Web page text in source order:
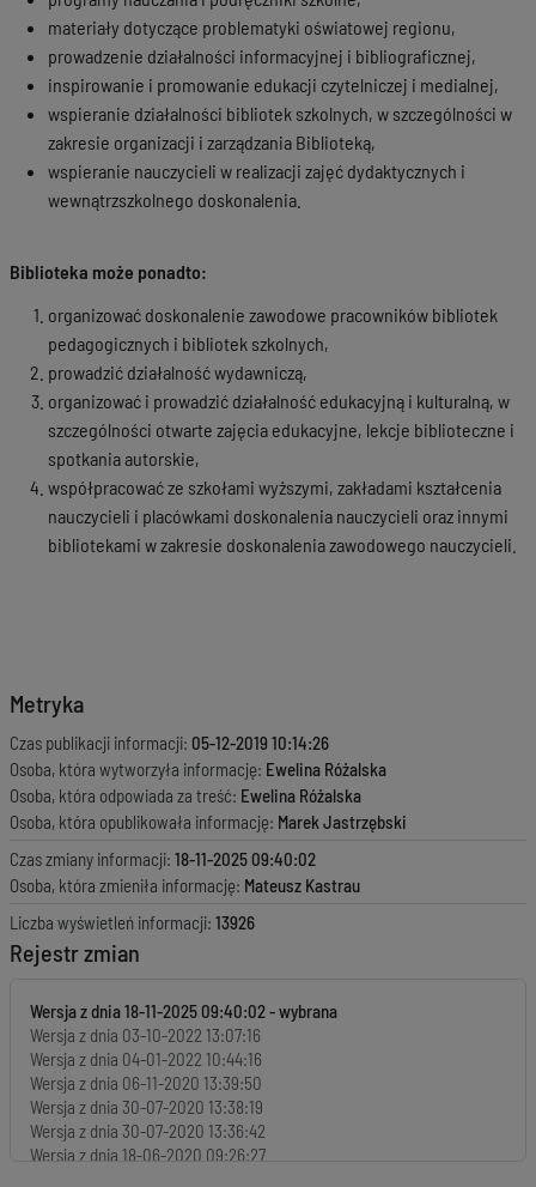
materiały dotyczące problematyki oświatowej regionu,
prowadzenie działalności informacyjnej i bibliograficznej,
inspirowanie i promowanie edukacji czytelniczej i medialnej,
wspieranie działalności bibliotek szkolnych, w szczególności w
zakresie organizacji i zarządzania Biblioteką,
wspieranie nauczycieli w realizacji zajęć dydaktycznych i
wewnątrzszkolnego doskonalenia.
Biblioteka może ponadto:
organizować doskonalenie zawodowe pracowników bibliotek
pedagogicznych i bibliotek szkolnych,
prowadzić działalność wydawniczą,
organizować i prowadzić działalność edukacyjną i kulturalną, w
szczególności otwarte zajęcia edukacyjne, lekcje biblioteczne i
spotkania autorskie,
współpracować ze szkołami wyższymi, zakładami kształcenia
nauczycieli i placówkami doskonalenia nauczycieli oraz innymi
bibliotekami w zakresie doskonalenia zawodowego nauczycieli.
Metryka
Czas publikacji informacji: 05-12-2019 10:14:26
Osoba, która wytworzyła informację: Ewelina Różalska
Osoba, która odpowiada za treść: Ewelina Różalska
Osoba, która opublikowała informację: Marek Jastrzębski
Czas zmiany informacji: 18-11-2025 09:40:02
Osoba, która zmieniła informację: Mateusz Kastrau
Liczba wyświetleń informacji: 13926
Rejestr zmian
Wersja z dnia18-11-2025 09:40:02
Wersja z dnia 03-10-2022 13:07:16
Wersja z dnia 04-01-2022 10:44:16
Wersja z dnia 06-11-2020 13:39:50
Wersja z dnia 30-07-2020 13:38:19
Wersja z dnia 30-07-2020 13:36:42
Wersja z dnia 18-06-2020 09:26:27